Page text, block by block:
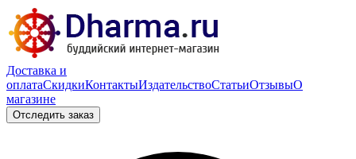
Доставка и
оплатаСкидкиКонтактыИздательствоСтатьиОтзывыО
магазине
Отследить заказ